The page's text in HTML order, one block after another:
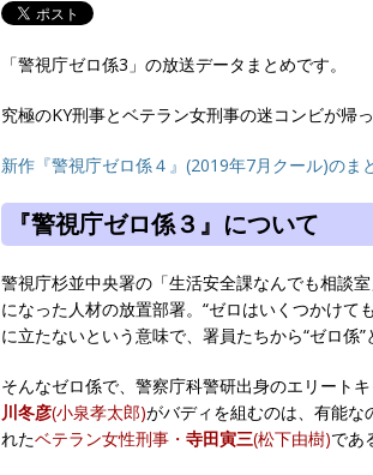
「警視庁ゼロ係3」の放送データまとめです。
究極のKY刑事とベテラン女刑事の迷コンビが帰
新作『警視庁ゼロ係４』(2019年7月クール)のま
『警視庁ゼロ係３』について
警視庁杉並中央署の「生活安全課なんでも相談
になった人材の放置部署。“ゼロはいくつかけて
に立たないという意味で、署員たちから“ゼロ係”
そんなゼロ係で、警察庁科警研出身のエリート
川冬彦(小泉孝太郎)がバディを組むのは、有能な
れたベテラン女性刑事・ 寺田寅三(松下由樹)であ